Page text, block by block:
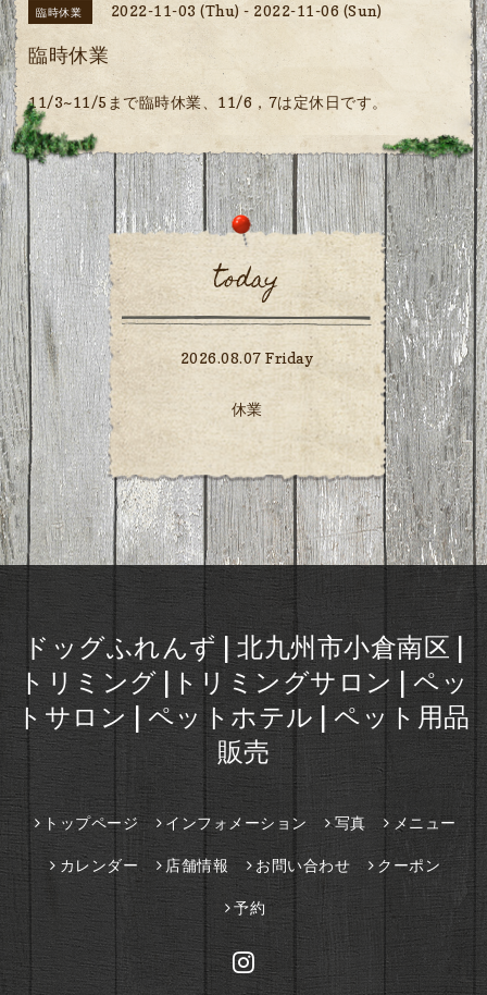
臨時休業 2022-11-03 (Thu) - 2022-11-06 (Sun)
臨時休業
11/3~11/5まで臨時休業、11/6，7は定休日です。
today
2026.08.07 Friday
休業
ドッグふれんず | 北九州市小倉南区 |
トリミング |トリミングサロン | ペッ
トサロン | ペットホテル | ペット用品
販売
トップページ インフォメーション 写真 メニュー
カレンダー 店舗情報 お問い合わせ クーポン
予約